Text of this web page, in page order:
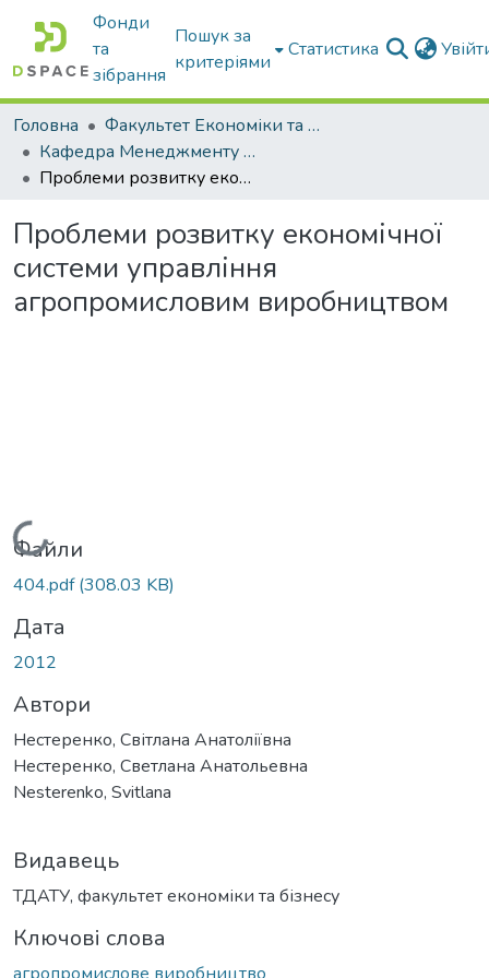
Фонди
та
зібрання
Пошук за
критеріями
Статистика
Головна
Факультет Економіки та бізнесу
Кафедра Менеджменту та публічного адміністрування
Проблеми розвитку економічної системи управління агропромисловим виробництвом
Проблеми розвитку економічної
системи управління
агропромисловим виробництвом
Вантажиться...
Файли
404.pdf(308.03 KB)
Дата
2012
Автори
Нестеренко, Світлана Анатоліївна
Нестеренко, Светлана Анатольевна
Nesterenko, Svitlana
Видавець
ТДАТУ, факультет економіки та бізнесу
Ключові слова